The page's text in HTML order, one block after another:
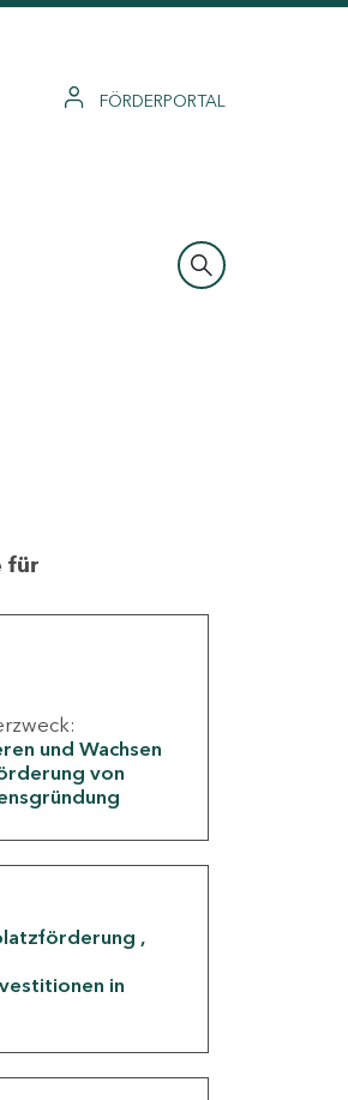
FÖRDERPORTAL
für
und Wachsen
von
in